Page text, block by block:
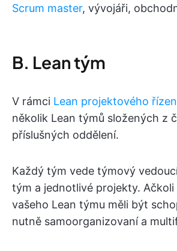
Scrum master, vývojáři,
B. Lean tým
V rámci Lean projektového
několik Lean týmů složených z
příslušných oddělení.
Každý tým vede týmový
tým a jednotlivé projekty. Ačkoli
vašeho Lean týmu měli být
nutně samoorganizovaní a